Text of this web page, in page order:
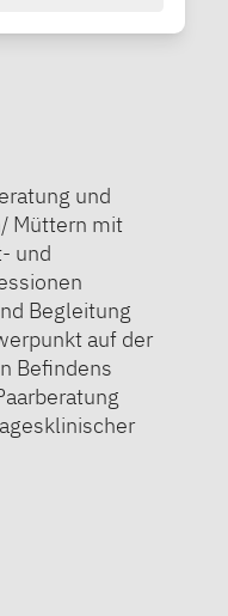
und
Müttern mit
und
Begleitung
auf der
Befindens